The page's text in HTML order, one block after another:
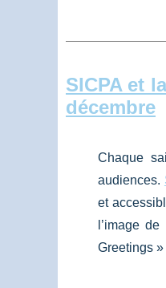
SICPA et
décembre
Chaque
audiences.
et
l’image
Greetings »